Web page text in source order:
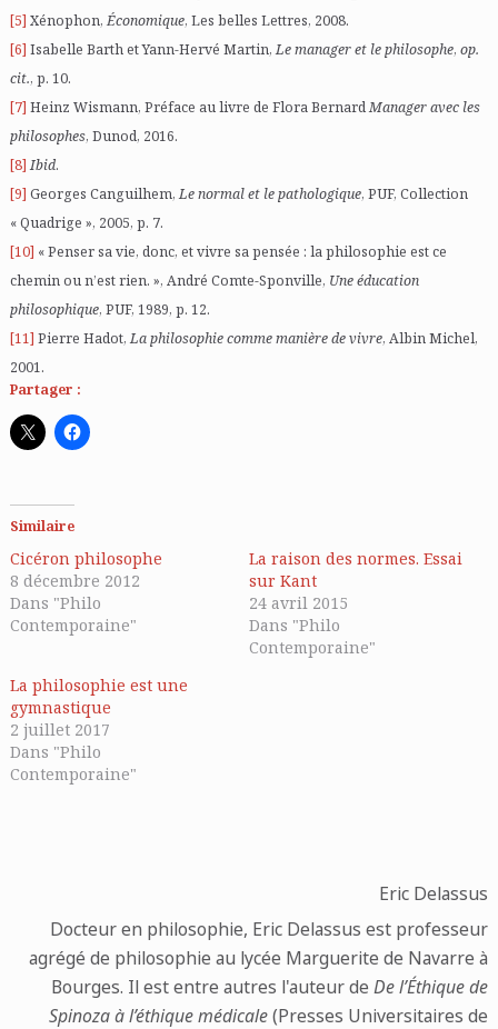
[5] Xénophon, Économique, Les belles Lettres, 2008.
[6] Isabelle Barth et Yann-Hervé Martin,Le manager et le philosophe, op.
cit., p. 10.
[7] Heinz Wismann, Préface au livre de Flora BernardManager avec les
philosophes, Dunod, 2016.
[8] Ibid.
[9] Georges Canguilhem,Le normal et le pathologique, PUF, Collection
« Quadrige », 2005, p. 7.
[10] « Penser sa vie, donc, et vivre sa pensée : la philosophie est ce
chemin ou n’est rien. », André Comte-Sponville, Une éducation
philosophique, PUF, 1989, p. 12.
[11] Pierre Hadot,La philosophie comme manière de vivre, Albin Michel,
2001.
Partager :
Similaire
Cicéron philosophe
8 décembre 2012
Dans "Philo
Contemporaine"
La raison des normes. Essai
sur Kant
24 avril 2015
Dans "Philo
Contemporaine"
La philosophie est une
gymnastique
2 juillet 2017
Dans "Philo
Contemporaine"
Eric Delassus
Docteur en philosophie, Eric Delassus est professeur
agrégé de philosophie au lycée Marguerite de Navarre à
Bourges. Il est entre autres l'auteur deDe l’Éthique de
Spinoza à l’éthique médicale(Presses Universitaires de